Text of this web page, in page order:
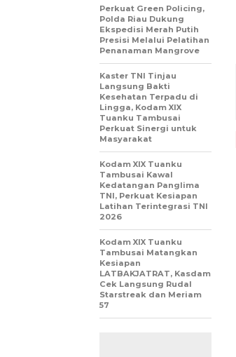
Perkuat Green Policing,
Polda Riau Dukung
Ekspedisi Merah Putih
Presisi Melalui Pelatihan
Penanaman Mangrove
Kaster TNI Tinjau
Langsung Bakti
Kesehatan Terpadu di
Lingga, Kodam XIX
Tuanku Tambusai
Perkuat Sinergi untuk
Masyarakat
Kodam XIX Tuanku
Tambusai Kawal
Kedatangan Panglima
TNI, Perkuat Kesiapan
Latihan Terintegrasi TNI
2026
Kodam XIX Tuanku
Tambusai Matangkan
Kesiapan
LATBAKJATRAT, Kasdam
Cek Langsung Rudal
Starstreak dan Meriam
57